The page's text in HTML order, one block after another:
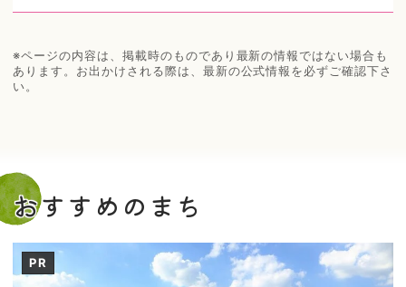
※ページの内容は、掲載時のものであり最新の情報ではない場合も
あります。お出かけされる際は、最新の公式情報を必ずご確認下さ
い。
おすすめのまち
PR